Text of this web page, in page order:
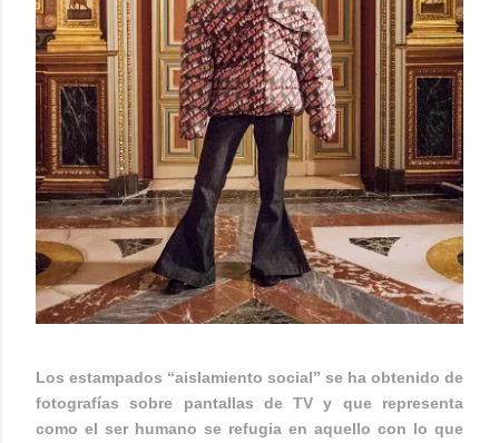
Los estampados “aislamiento social” se ha obtenido de
fotografías sobre pantallas de TV y que representa
como el ser humano se refugia en aquello con lo que